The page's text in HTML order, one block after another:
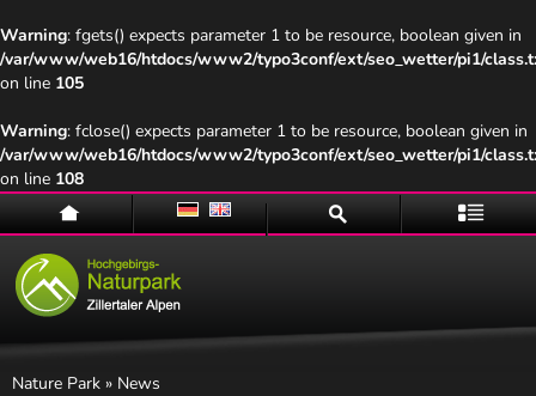
Warning: fgets() expects parameter 1 to be resource, boolean given in
/var/www/web16/htdocs/www2/typo3conf/ext/seo_wetter/pi1/
on line 105
Warning: fclose() expects parameter 1 to be resource, boolean given in
/var/www/web16/htdocs/www2/typo3conf/ext/seo_wetter/pi1/
on line 108
Home
Nature Park » News